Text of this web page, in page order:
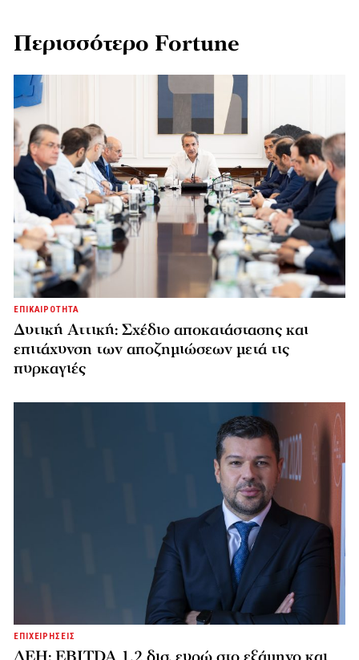
Περισσότερο Fortune
ΕΠΙΚΑΙΡΟΤΗΤΑ
Δυτική Αττική: Σχέδιο αποκατάστασης και
επιτάχυνση των αποζημιώσεων μετά τις
πυρκαγιές
ΕΠΙΧΕΙΡΗΣΕΙΣ